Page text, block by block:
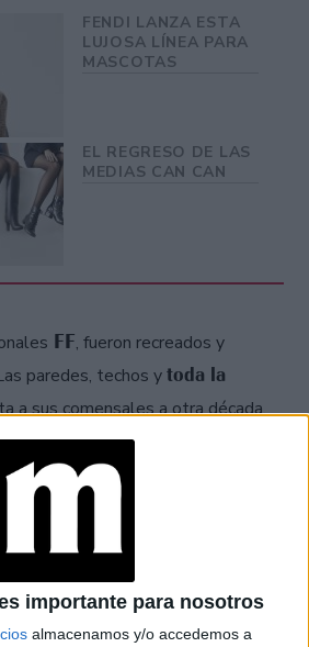
importante para nosotros
almacenamos y/o accedemos a
FENDI LANZA ESTA
LUJOSA LÍNEA PARA
MASCOTAS
EL REGRESO DE LAS
MEDIAS CAN CAN
FF, fueron recreados y
paredes, techos ytoda la
a sus comensales a otra década,
visual que se unió con Fendi,
, estará únicamente disponible por
podrán visitarlo hasta el